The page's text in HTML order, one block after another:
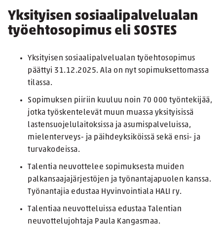
Yksityisen sosiaalipalvelualan
työehtosopimus eli SOSTES
Yksityisen sosiaalipalvelualan työehtosopimus
päättyi 31.12.2025. Ala on nyt sopimuksettomassa
tilassa.
Sopimuksen piiriin kuuluu noin 70 000 työntekijää,
jotka työskentelevät muun muassa yksityisissä
lastensuojelulaitoksissa ja asumispalveluissa,
mielenterveys- ja päihdeyksiköissä sekä ensi- ja
turvakodeissa.
Talentia neuvottelee sopimuksesta muiden
palkansaajajärjestöjen ja työnantajapuolen kanssa.
Työnantajia edustaa Hyvinvointiala HALI ry.
Talentiaa neuvotteluissa edustaa Talentian
neuvottelujohtaja Paula Kangasmaa.